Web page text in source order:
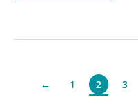
← 1 2 3